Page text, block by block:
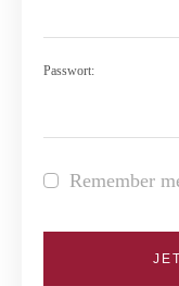
Passwort:
Remember